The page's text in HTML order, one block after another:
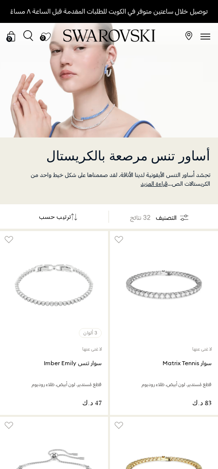
توصيل خلال ساعتين متوفر في الكويت للطلبات المقدمة قبل الساعة ٨ مساءً
0
0
أساور تنس مرصعة بالكريستال
تجسّد أساور التنس الأيقونية لدينا الأناقة. لقد صممناها على شكل خيط واحد من
الكريستالات الص...قراءة المزيد
التصنيف 32 نتائج ترتيب حسب
لا غنى عنها
سوار Matrix Tennis
قطع مُستدير، لون أبيض، طلاء روديوم
3 ألوان
لا غنى عنها
سوار تنس Imber Emily
قطع مُستدير، لون أبيض، طلاء روديوم